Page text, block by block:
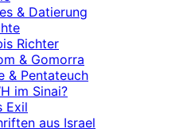
& Datierung
Richter
& Gomorra
& Pentateuch
im Sinai?
Exil
aus Israel